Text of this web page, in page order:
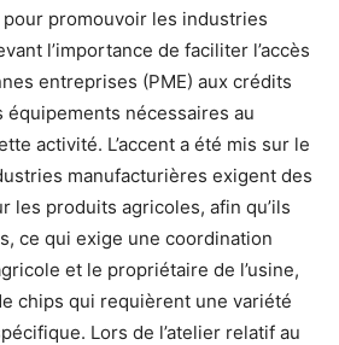
promouvoir les industries
l’importance de faciliter l’accès
entreprises (PME) aux crédits
équipements nécessaires au
activité. L’accent a été mis sur le
manufacturières exigent des
les produits agricoles, afin qu’ils
ce qui exige une coordination
et le propriétaire de l’usine,
chips qui requièrent une variété
Lors de l’atelier relatif au